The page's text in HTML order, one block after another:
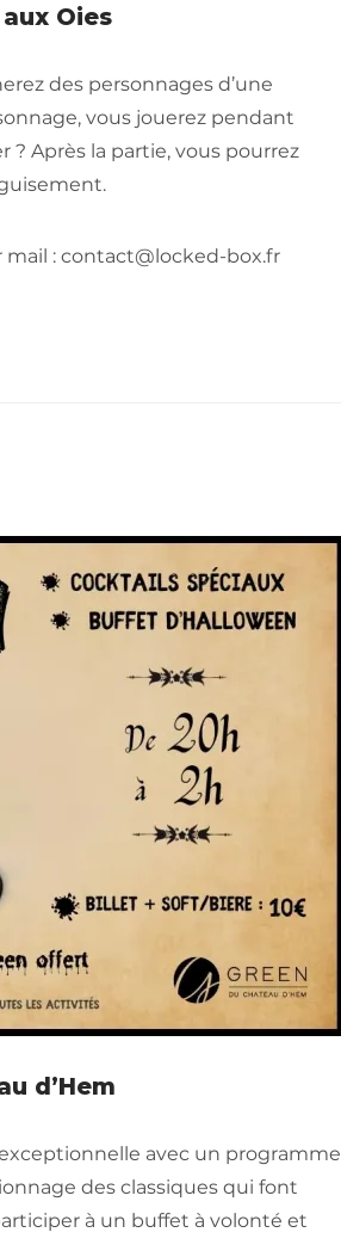
Oies
des personnages d’une
vous jouerez pendant
Après la partie, vous pourrez
mail : contact@locked-box.fr
d’Hem
avec un programme
des classiques qui font
à un buffet à volonté et